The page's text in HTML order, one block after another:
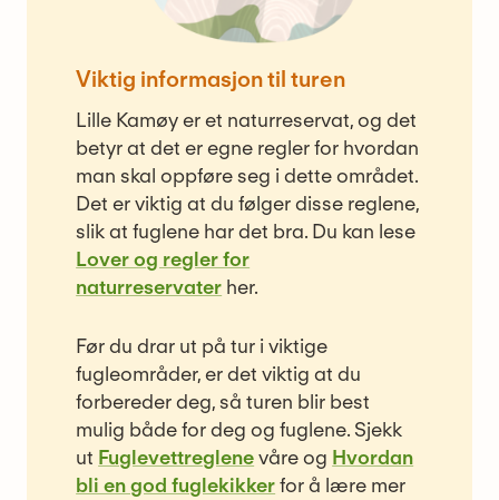
Viktig informasjon til turen
Lille Kamøy er et naturreservat, og det
betyr at det er egne regler for hvordan
man skal oppføre seg i dette området.
Det er viktig at du følger disse reglene,
slik at fuglene har det bra. Du kan lese
Lover og regler for
naturreservater her.
Før du drar ut på tur i viktige
fugleområder, er det viktig at du
forbereder deg, så turen blir best
mulig både for deg og fuglene. Sjekk
ut Fuglevettreglenevåre og Hvordan
bli en god fuglekikkerfor å lære mer